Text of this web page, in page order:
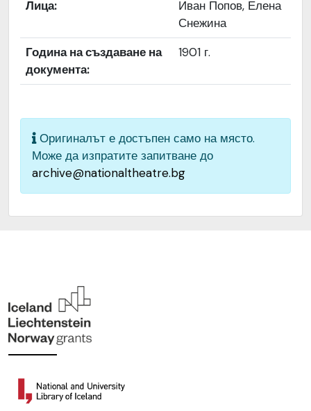
ползване
„Художествен архив НТ
„Иван Вазов“
Предоставяща
страна
България
изображението
Институция
Народен театър „Иван
Вазов“, гр. София, България
Лица:
Иван Попов, Елена
Снежина
Година на създаване на
документа:
1901 г.
Оригиналът е достъпен само на място.
Може да изпратите запитване до
archive@nationaltheatre.bg